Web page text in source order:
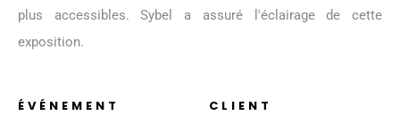
plus accessibles. Sybel a assuré l'éclairage de cette
exposition.
ÉVÉNEMENT CLIENT